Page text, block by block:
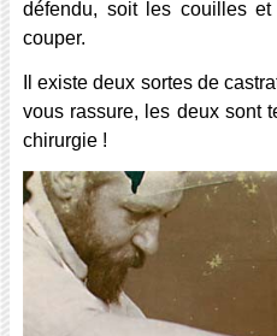
défendu, soit les couilles
couper.
Il existe deux sortes de
vous rassure, les deux sont
chirurgie !